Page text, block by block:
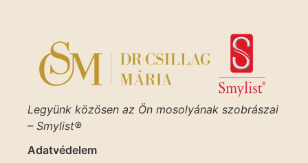
Legyünk közösen az Ön mosolyának szobrászai
– Smylist®
Adatvédelem